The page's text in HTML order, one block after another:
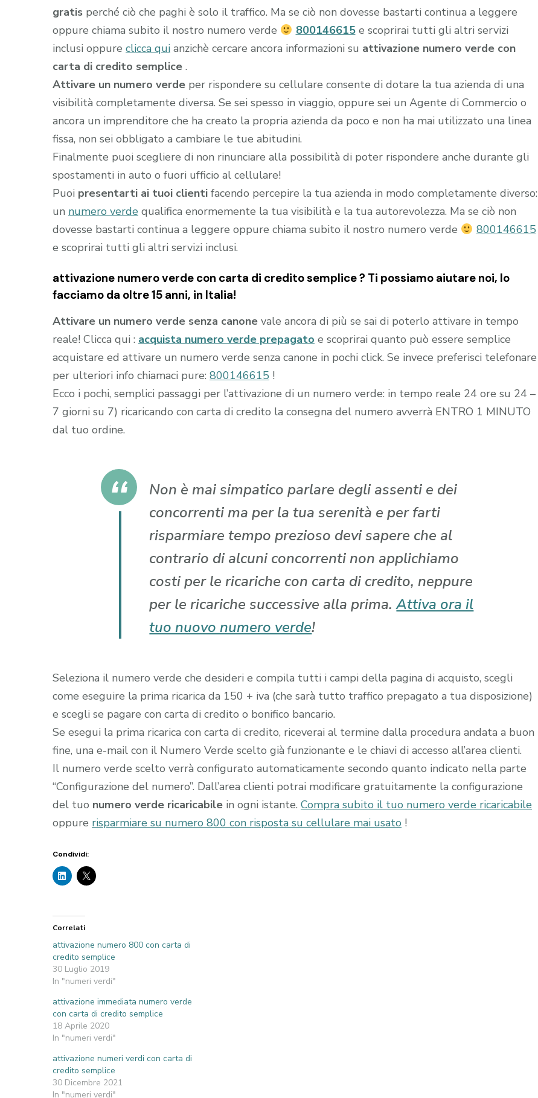
gratis perché ciò che paghi è solo il traffico. Ma se ciò non dovesse bastarti continua a leggere
oppure chiama subito il nostro numero verde
800146615e scoprirai tutti gli altri servizi
inclusi oppure clicca qui anzichè cercare ancora informazioni su attivazione numero verde con
carta di credito semplice .
Attivare un numero verde per rispondere su cellulare consente di dotare la tua azienda di una
visibilità completamente diversa. Se sei spesso in viaggio, oppure sei un Agente di Commercio o
ancora un imprenditore che ha creato la propria azienda da poco e non ha mai utilizzato una linea
fissa, non sei obbligato a cambiare le tue abitudini.
Finalmente puoi scegliere di non rinunciare alla possibilità di poter rispondere anche durante gli
spostamenti in auto o fuori ufficio al cellulare!
Puoi presentarti ai tuoi clienti facendo percepire la tua azienda in modo completamente diverso:
un numero verde qualifica enormemente la tua visibilità e la tua autorevolezza. Ma se ciò non
dovesse bastarti continua a leggere oppure chiama subito il nostro numero verde
800146615
e scoprirai tutti gli altri servizi inclusi.
attivazione numero verde con carta di credito semplice ? Ti possiamo aiutare noi, lo
facciamo da oltre 15 anni, in Italia!
Attivare un numero verde senza canone vale ancora di più se sai di poterlo attivare in tempo
reale! Clicca qui : acquista numero verde prepagato e scoprirai quanto può essere semplice
acquistare ed attivare un numero verde senza canone in pochi click. Se invece preferisci telefonare
per ulteriori info chiamaci pure: 800146615 !
Ecco i pochi, semplici passaggi per l’attivazione di un numero verde: in tempo reale 24 ore su 24 –
7 giorni su 7) ricaricando con carta di credito la consegna del numero avverrà ENTRO 1 MINUTO
dal tuo ordine.
Non è mai simpatico parlare degli assenti e dei
concorrenti ma per la tua serenità e per farti
risparmiare tempo prezioso devi sapere che al
contrario di alcuni concorrenti non applichiamo
costi per le ricariche con carta di credito, neppure
per le ricariche successive alla prima.Attiva ora il
tuo nuovo numero verde!
Seleziona il numero verde che desideri e compila tutti i campi della pagina di acquisto, scegli
come eseguire la prima ricarica da 150 + iva (che sarà tutto traffico prepagato a tua disposizione)
e scegli se pagare con carta di credito o bonifico bancario.
Se esegui la prima ricarica con carta di credito, riceverai al termine dalla procedura andata a buon
fine, una e-mail con il Numero Verde scelto già funzionante e le chiavi di accesso all’area clienti.
Il numero verde scelto verrà configurato automaticamente secondo quanto indicato nella parte
“Configurazione del numero”. Dall’area clienti potrai modificare gratuitamente la configurazione
del tuo numero verde ricaricabile in ogni istante. Compra subito il tuo numero verde ricaricabile
oppure risparmiare su numero 800 con risposta su cellulare mai usato !
Condividi:
Correlati
attivazione numero 800 con carta di
credito semplice
30 Luglio 2019
In "numeri verdi"
attivazione immediata numero verde
con carta di credito semplice
18 Aprile 2020
In "numeri verdi"
attivazione numeri verdi con carta di
credito semplice
30 Dicembre 2021
In "numeri verdi"